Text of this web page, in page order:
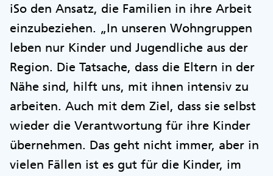
iSo den Ansatz, die Familien in ihre Arbeit
einzubeziehen. „In unseren Wohngruppen
leben nur Kinder und Jugendliche aus der
Region. Die Tatsache, dass die Eltern in der
Nähe sind, hilft uns, mit ihnen intensiv zu
arbeiten. Auch mit dem Ziel, dass sie selbst
wieder die Verantwortung für ihre Kinder
übernehmen. Das geht nicht immer, aber in
vielen Fällen ist es gut für die Kinder, im